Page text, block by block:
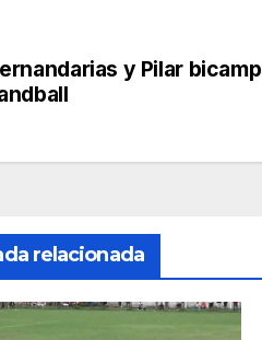
y Pilar
relacionada